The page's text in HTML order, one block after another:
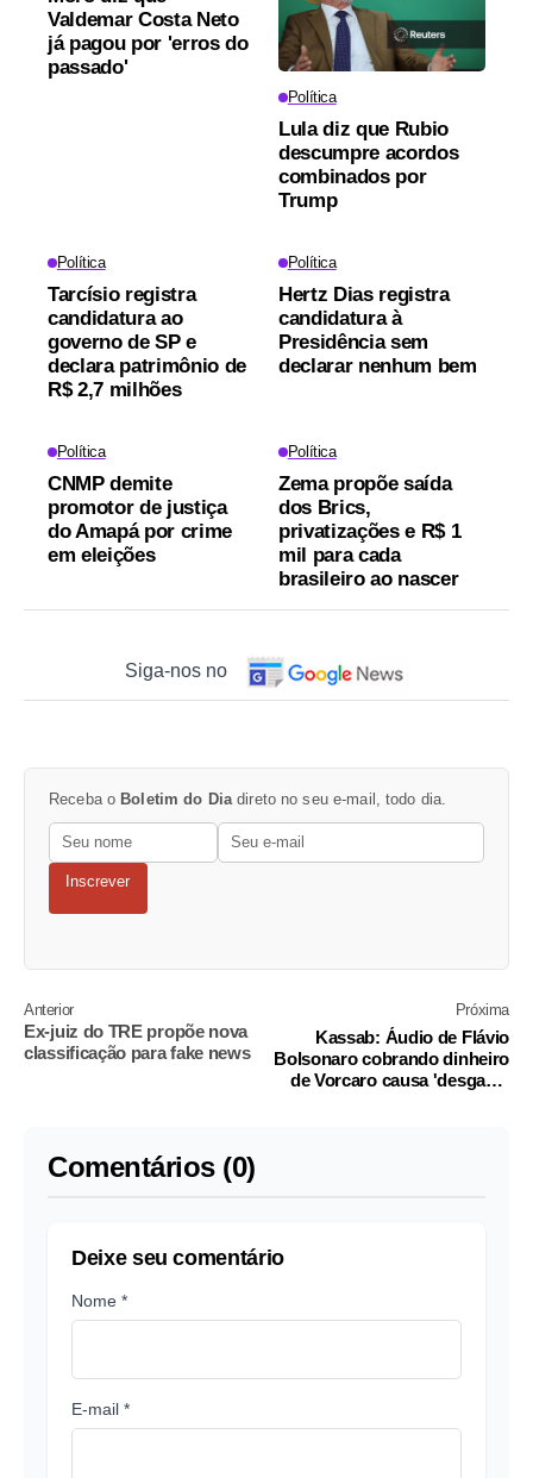
Valdemar Costa Neto
já pagou por 'erros do
passado'
Política
Lula diz que Rubio
descumpre acordos
combinados por
Trump
Política
Tarcísio registra
candidatura ao
governo de SP e
declara patrimônio de
R$ 2,7 milhões
Política
Hertz Dias registra
candidatura à
Presidência sem
declarar nenhum bem
Política
CNMP demite
promotor de justiça
do Amapá por crime
em eleições
Política
Zema propõe saída
dos Brics,
privatizações e R$ 1
mil para cada
brasileiro ao nascer
Siga-nos no
Receba o Boletim do Diadireto no seu e-mail, todo dia.
Inscrever
Anterior
Ex-juiz do TRE propõe nova
classificação para fake news
Próxima
Kassab: Áudio de Flávio
Bolsonaro cobrando dinheiro
de Vorcaro causa 'desgaste
Comentários (0)
Deixe seu comentário
Nome *
E-mail *